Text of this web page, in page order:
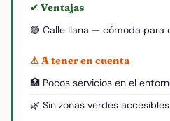
✔ Ventajas
🟢 Calle llana — cómoda para
⚠ A tener en cuenta
🏥 Pocos servicios en el
🌿 Sin zonas verdes accesibles